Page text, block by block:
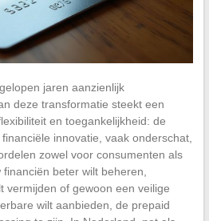
jaren aanzienlijk
deze transformatie steekt een
en toegankelijkheid: de
innovatie, vaak onderschat,
zowel voor consumenten als
beter wilt beheren,
vermijden of gewoon een veilige
wilt aanbieden, de prepaid